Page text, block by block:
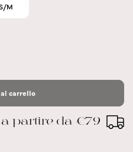
M
carrello
partire da €79